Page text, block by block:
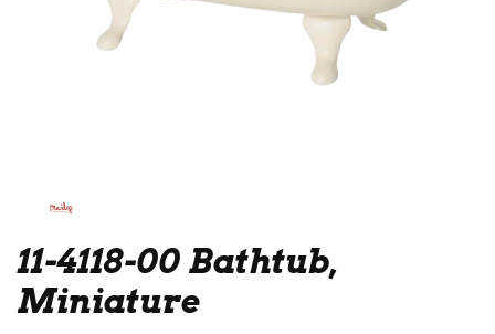
11-4118-00 Bathtub,
Miniature